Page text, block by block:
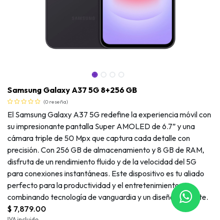
Samsung Galaxy A37 5G 8+256 GB
(0 reseña)
El Samsung Galaxy A37 5G redefine la experiencia móvil con
su impresionante pantalla Super AMOLED de 6.7” y una
cámara triple de 50 Mpx que captura cada detalle con
precisión. Con 256 GB de almacenamiento y 8 GB de RAM,
disfruta de un rendimiento fluido y de la velocidad del 5G
para conexiones instantáneas. Este dispositivo es tu aliado
perfecto para la productividad y el entretenimiento,
combinando tecnología de vanguardia y un diseño elegante.
$ 7,879.00